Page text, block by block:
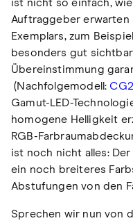
ist nicht so einfach,
Auftraggeber erwarten
Exemplars, zum
besonders gut
Übereinstimmung
(Nachfolgemodell:
Gamut-LED-
homogene Helligkeit
RGB-
ist noch nicht alles:
ein noch breiteres
Abstufungen von den
Sprechen wir nun von